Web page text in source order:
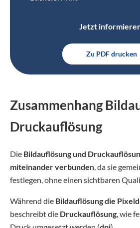
Jetzt
Zu PDF drucken
Zusammenhang
Druckauflösung
Die Bildauflösung und
miteinander verbunden, da sie
festlegen, ohne einen sichtbaren
Während die Bildauflösung die
beschreibt die Druckauflösung, wie